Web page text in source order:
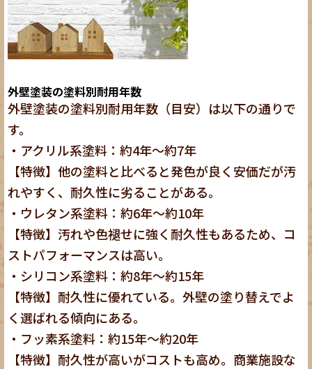
外壁塗装の塗料別耐用年数
外壁塗装の塗料別耐用年数（目安）は以下の通りで
す。
・アクリル系塗料：約4年～約7年
【特徴】他の塗料と比べると発色が良く安価だが汚
れやすく、耐久性に劣ることがある。
・ウレタン系塗料：約6年～約10年
【特徴】汚れや色褪せに強く耐久性もあるため、コ
ストパフォーマンスは高い。
・シリコン系塗料：約8年～約15年
【特徴】耐久性に優れている。外壁の塗り替えでよ
く選ばれる傾向にある。
・フッ素系塗料：約15年～約20年
【特徴】耐久性が高いがコストも高め。商業施設な